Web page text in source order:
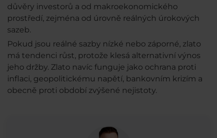
důvěry investorů a od makroekonomického
prostředí, zejména od úrovně reálných úrokových
sazeb.
Pokud jsou reálné sazby nízké nebo záporné, zlato
má tendenci růst, protože klesá alternativní výnos
jeho držby. Zlato navíc funguje jako ochrana proti
inflaci, geopolitickému napětí, bankovním krizím a
obecně proti období zvýšené nejistoty.